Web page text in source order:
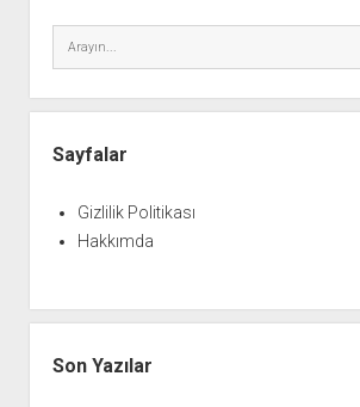
Sayfalar
Gizlilik Politikası
Hakkımda
Son Yazılar